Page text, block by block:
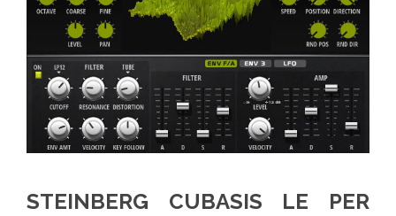
STEINBERG CUBASIS LE PER